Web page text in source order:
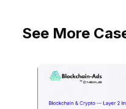
See More